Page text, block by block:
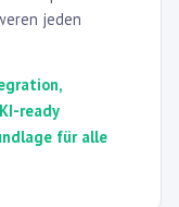
jeden
ready
für alle